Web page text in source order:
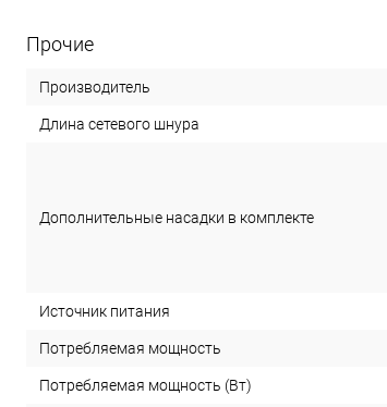
Прочие
Производитель
Длина сетевого шнура
Дополнительные насадки в комплекте
Источник питания
Потребляемая мощность
Потребляемая мощность (Вт)